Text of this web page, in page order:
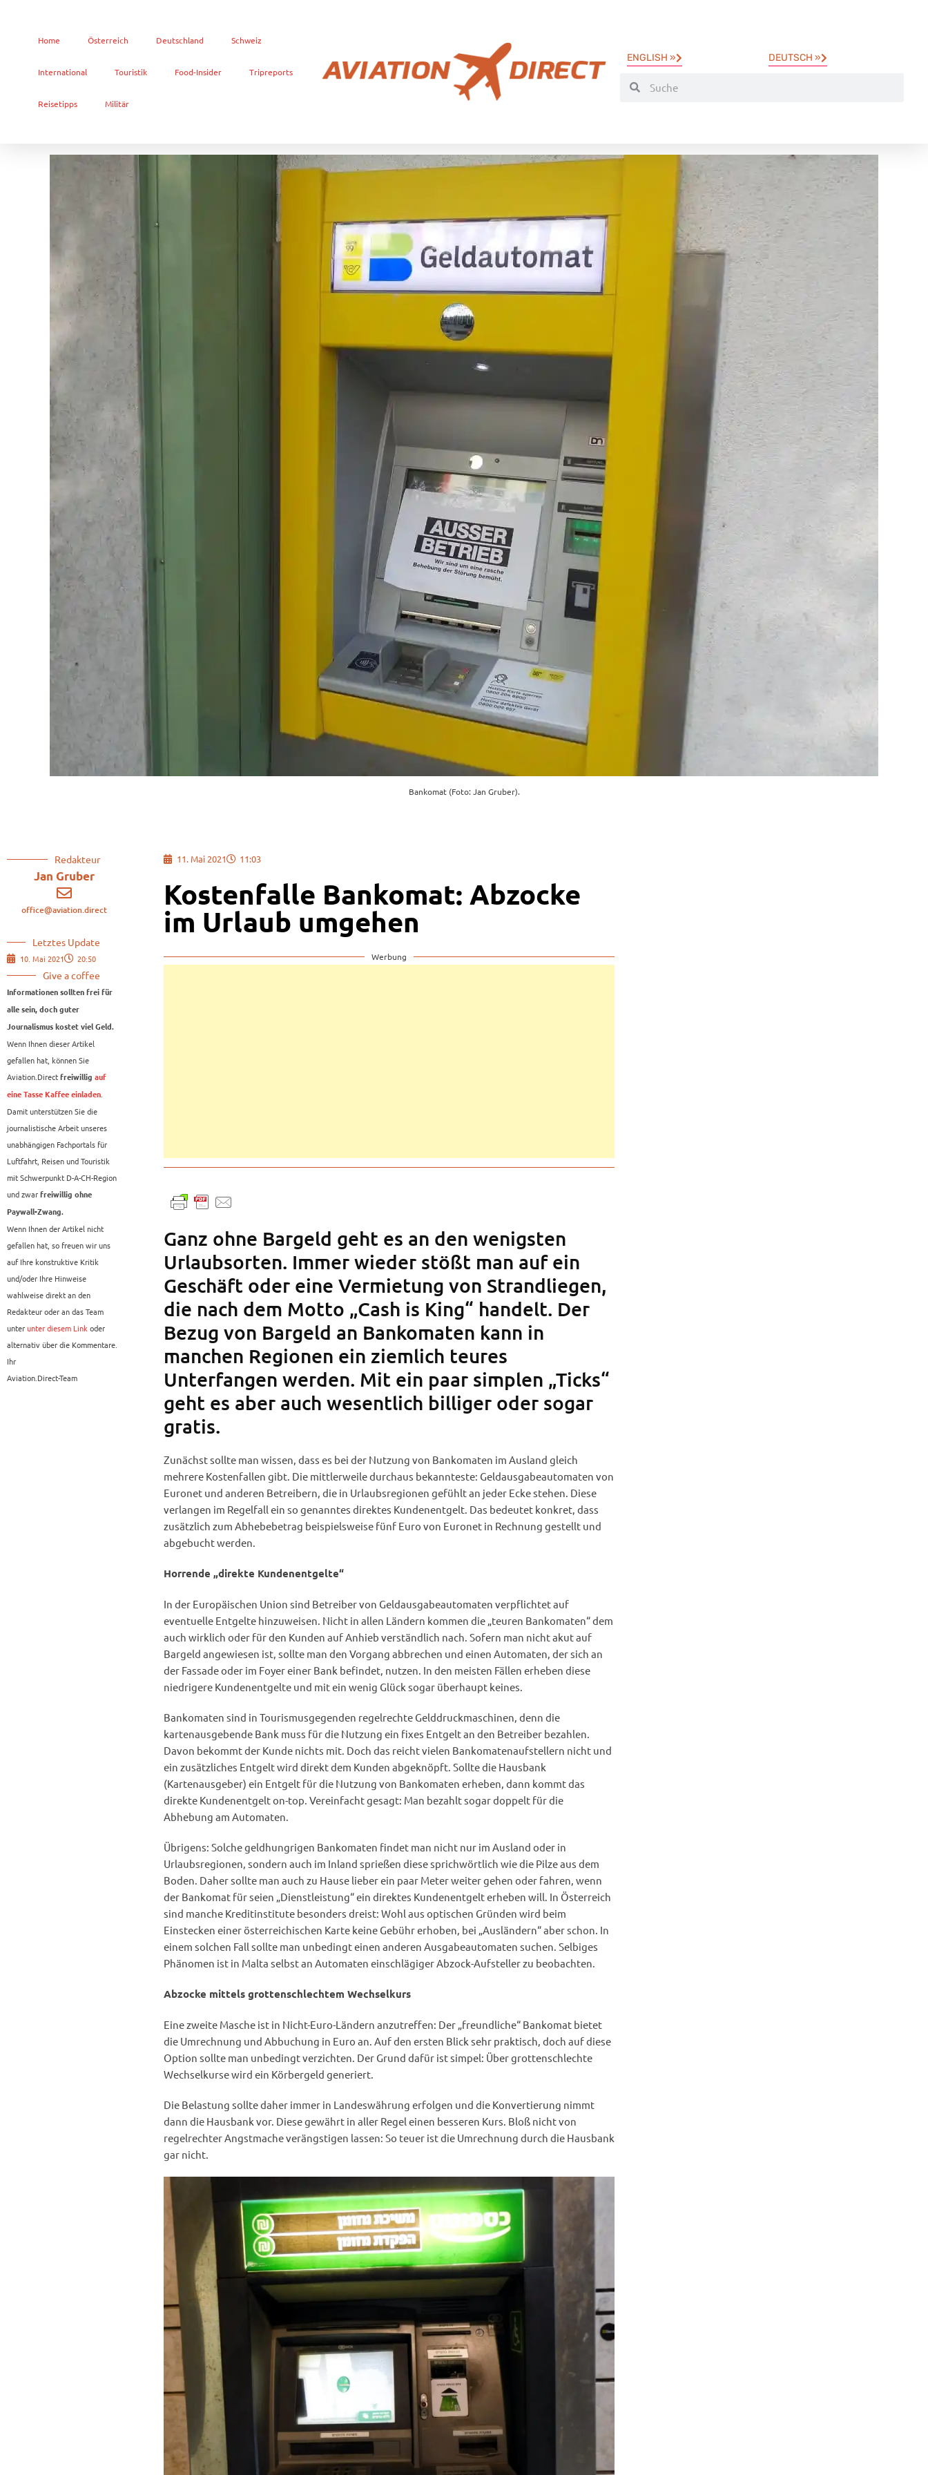
Home Österreich Deutschland Schweiz
International Touristik Food-Insider Tripreports
Reisetipps Militär
ENGLISH » DEUTSCH »
Bankomat (Foto: Jan Gruber).
Redakteur
Jan Gruber
office@aviation.direct
Letztes Update
10. Mai 2021 20:50
Give a coffee
Informationen sollten frei für
alle sein, doch guter
Journalismus kostet viel Geld.
Wenn Ihnen dieser Artikel
gefallen hat, können Sie
Aviation.Direct freiwillig auf
eine Tasse Kaffee einladen.
Damit unterstützen Sie die
journalistische Arbeit unseres
unabhängigen Fachportals für
Luftfahrt, Reisen und Touristik
mit Schwerpunkt D-A-CH-Region
und zwar freiwillig ohne
Paywall-Zwang.
Wenn Ihnen der Artikel nicht
gefallen hat, so freuen wir uns
auf Ihre konstruktive Kritik
und/oder Ihre Hinweise
wahlweise direkt an den
Redakteur oder an das Team
unterunter diesem Linkoder
alternativ über die Kommentare.
Ihr
Aviation.Direct-Team
11. Mai 2021 11:03
Kostenfalle Bankomat: Abzocke
im Urlaub umgehen
Werbung
Ganz ohne Bargeld geht es an den wenigsten
Urlaubsorten. Immer wieder stößt man auf ein
Geschäft oder eine Vermietung von Strandliegen,
die nach dem Motto „Cash is King“ handelt. Der
Bezug von Bargeld an Bankomaten kann in
manchen Regionen ein ziemlich teures
Unterfangen werden. Mit ein paar simplen „Ticks“
geht es aber auch wesentlich billiger oder sogar
gratis.
Zunächst sollte man wissen, dass es bei der Nutzung von Bankomaten im Ausland gleich
mehrere Kostenfallen gibt. Die mittlerweile durchaus bekannteste: Geldausgabeautomaten von
Euronet und anderen Betreibern, die in Urlaubsregionen gefühlt an jeder Ecke stehen. Diese
verlangen im Regelfall ein so genanntes direktes Kundenentgelt. Das bedeutet konkret, dass
zusätzlich zum Abhebebetrag beispielsweise fünf Euro von Euronet in Rechnung gestellt und
abgebucht werden.
Horrende „direkte Kundenentgelte“
In der Europäischen Union sind Betreiber von Geldausgabeautomaten verpflichtet auf
eventuelle Entgelte hinzuweisen. Nicht in allen Ländern kommen die „teuren Bankomaten“ dem
auch wirklich oder für den Kunden auf Anhieb verständlich nach. Sofern man nicht akut auf
Bargeld angewiesen ist, sollte man den Vorgang abbrechen und einen Automaten, der sich an
der Fassade oder im Foyer einer Bank befindet, nutzen. In den meisten Fällen erheben diese
niedrigere Kundenentgelte und mit ein wenig Glück sogar überhaupt keines.
Bankomaten sind in Tourismusgegenden regelrechte Gelddruckmaschinen, denn die
kartenausgebende Bank muss für die Nutzung ein fixes Entgelt an den Betreiber bezahlen.
Davon bekommt der Kunde nichts mit. Doch das reicht vielen Bankomatenaufstellern nicht und
ein zusätzliches Entgelt wird direkt dem Kunden abgeknöpft. Sollte die Hausbank
(Kartenausgeber) ein Entgelt für die Nutzung von Bankomaten erheben, dann kommt das
direkte Kundenentgelt on-top. Vereinfacht gesagt: Man bezahlt sogar doppelt für die
Abhebung am Automaten.
Übrigens: Solche geldhungrigen Bankomaten findet man nicht nur im Ausland oder in
Urlaubsregionen, sondern auch im Inland sprießen diese sprichwörtlich wie die Pilze aus dem
Boden. Daher sollte man auch zu Hause lieber ein paar Meter weiter gehen oder fahren, wenn
der Bankomat für seien „Dienstleistung“ ein direktes Kundenentgelt erheben will. In Österreich
sind manche Kreditinstitute besonders dreist: Wohl aus optischen Gründen wird beim
Einstecken einer österreichischen Karte keine Gebühr erhoben, bei „Ausländern“ aber schon. In
einem solchen Fall sollte man unbedingt einen anderen Ausgabeautomaten suchen. Selbiges
Phänomen ist in Malta selbst an Automaten einschlägiger Abzock-Aufsteller zu beobachten.
Abzocke mittels grottenschlechtem Wechselkurs
Eine zweite Masche ist in Nicht-Euro-Ländern anzutreffen: Der „freundliche“ Bankomat bietet
die Umrechnung und Abbuchung in Euro an. Auf den ersten Blick sehr praktisch, doch auf diese
Option sollte man unbedingt verzichten. Der Grund dafür ist simpel: Über grottenschlechte
Wechselkurse wird ein Körbergeld generiert.
Die Belastung sollte daher immer in Landeswährung erfolgen und die Konvertierung nimmt
dann die Hausbank vor. Diese gewährt in aller Regel einen besseren Kurs. Bloß nicht von
regelrechter Angstmache verängstigen lassen: So teuer ist die Umrechnung durch die Hausbank
gar nicht.